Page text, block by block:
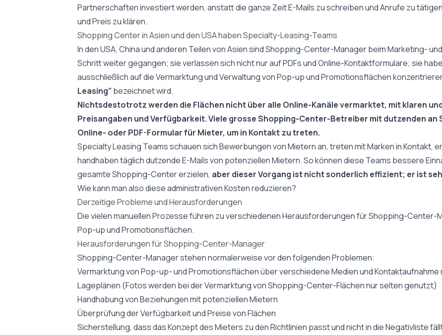
Partnerschaften investiert werden, anstatt die ganze Zeit E-Mails zu schreiben und Anrufe zu
und Preis zu klären.
Shopping Center in Asien und den USA haben Specialty-Leasing-Teams
In den USA, China und anderen Teilen von Asien sind Shopping-Center-Manager beim Marketing-
Schritt weiter gegangen; sie verlassen sich nicht nur auf PDFs und Online-Kontaktformulare; sie
ausschließlich auf die Vermarktung und Verwaltung von Pop-up und Promotionsflächen
Leasing” bezeichnet wird.
Nichtsdestotrotz werden die Flächen nicht über alle Online-Kanäle vermarktet, mit klaren
Preisangaben und Verfügbarkeit. Viele grosse Shopping-Center-Betreiber mit dutzenden
Online- oder PDF-Formular für Mieter, um in Kontakt zu treten.
Specialty Leasing Teams schauen sich Bewerbungen von Mietern an, treten mit Marken in Kontakt,
handhaben täglich dutzende E-Mails von potenziellen Mietern. So können diese Teams bessere
gesamte Shopping-Center erzielen, aber dieser Vorgang ist nicht sonderlich effizient; er ist
Wie kann man also diese administrativen Kosten reduzieren?
Derzeitige Probleme und Herausforderungen
Die vielen manuellen Prozesse führen zu verschiedenen Herausforderungen für Shopping-Center-
Pop-up und Promotionsflächen.
Herausforderungen für Shopping-Center-Manager
Shopping-Center-Manager stehen normalerweise vor den folgenden Problemen:
Vermarktung von Pop-up- und Promotionsflächen über verschiedene Medien und
Lageplänen (Fotos werden bei der Vermarktung von Shopping-Center-Flächen nur selten genutzt)
Handhabung von Beziehungen mit potenziellen Mietern
Überprüfung der Verfügbarkeit und Preise von Flächen
Sicherstellung, dass das Konzept des Mieters zu den Richtlinien passt und nicht in die Negativliste